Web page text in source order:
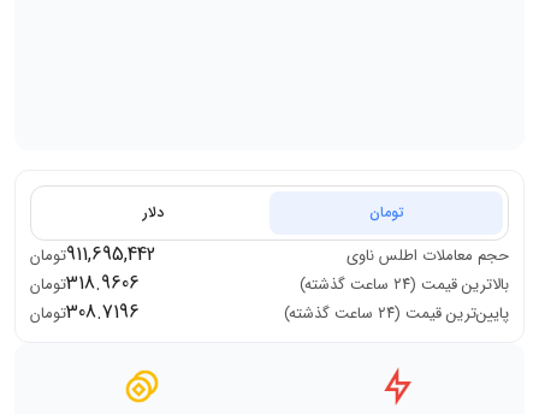
تومان دلار
حجم معاملات اطلس ناوی 911,695,442تومان
بالاترین قیمت (۲۴ ساعت گذشته)
318.9606تومان
پایین‌ترین قیمت (۲۴ ساعت گذشته)
308.7196تومان